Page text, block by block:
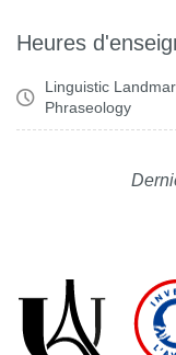
Heures
Linguistic
Phraseology